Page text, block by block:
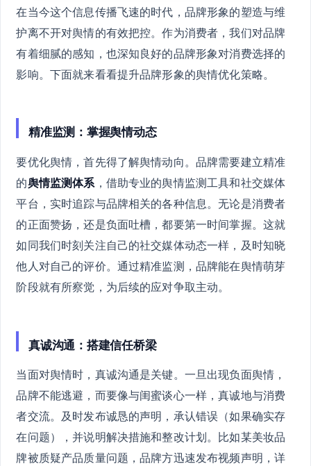
在当今这个信息传播飞速的时代，品牌形象的塑造与维
护离不开对舆情的有效把控。作为消费者，我们对品牌
有着细腻的感知，也深知良好的品牌形象对消费选择的
影响。下面就来看看提升品牌形象的舆情优化策略。
精准监测：掌握舆情动态
要优化舆情，首先得了解舆情动向。品牌需要建立精准
的舆情监测体系，借助专业的舆情监测工具和社交媒体
平台，实时追踪与品牌相关的各种信息。无论是消费者
的正面赞扬，还是负面吐槽，都要第一时间掌握。这就
如同我们时刻关注自己的社交媒体动态一样，及时知晓
他人对自己的评价。通过精准监测，品牌能在舆情萌芽
阶段就有所察觉，为后续的应对争取主动。
真诚沟通：搭建信任桥梁
当面对舆情时，真诚沟通是关键。一旦出现负面舆情，
品牌不能逃避，而要像与闺蜜谈心一样，真诚地与消费
者交流。及时发布诚恳的声明，承认错误（如果确实存
在问题），并说明解决措施和整改计划。比如某美妆品
牌被质疑产品质量问题，品牌方迅速发布视频声明，详